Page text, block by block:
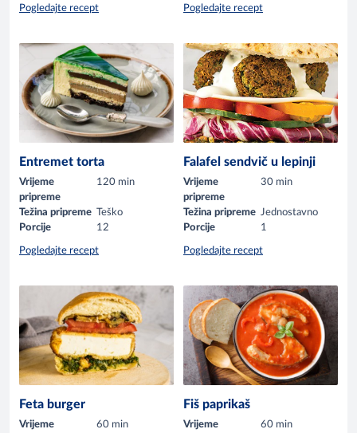
Pogledajte recept Pogledajte recept
Entremet torta
Vrijeme
pripreme
120 min
Težina pripreme Teško
Porcije
12
Pogledajte recept
Falafel sendvič u lepinji
Vrijeme
pripreme
30 min
Težina pripreme Jednostavno
Porcije
1
Pogledajte recept
Feta burger
Vrijeme
60 min
Fiš paprikaš
Vrijeme
60 min